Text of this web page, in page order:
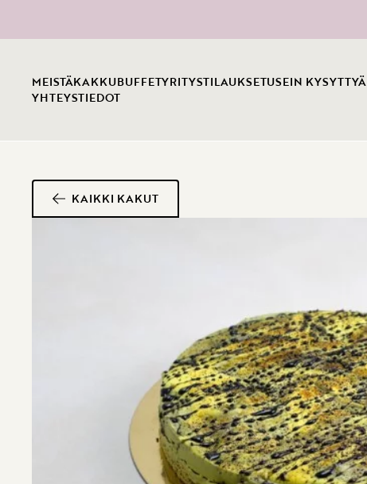
MEISTÄKAKKUBUFFETYRITYSTILAUKSETUSEIN KYSYTTYÄ
YHTEYSTIEDOT
KAIKKI KAKUT